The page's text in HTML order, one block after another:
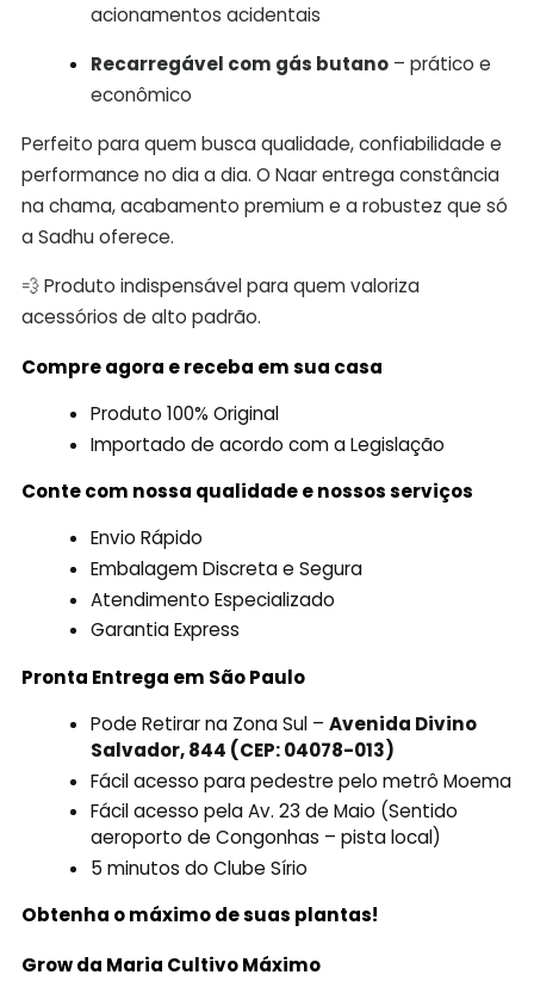
acionamentos acidentais
Recarregável com gás butano – prático e
econômico
Perfeito para quem busca qualidade, confiabilidade e
performance no dia a dia. O Naar entrega constância
na chama, acabamento premium e a robustez que só
a Sadhu oferece.
💨 Produto indispensável para quem valoriza
acessórios de alto padrão.
Compre agora e receba em sua casa
Produto 100% Original
Importado de acordo com a Legislação
Conte com nossa qualidade e nossos serviços
Envio Rápido
Embalagem Discreta e Segura
Atendimento Especializado
Garantia Express
Pronta Entrega em São Paulo
Pode Retirar na Zona Sul –Avenida Divino
Salvador, 844 (CEP: 04078-013)
Fácil acesso para pedestre pelo metrô Moema
Fácil acesso pela Av. 23 de Maio (Sentido
aeroporto de Congonhas – pista local)
5 minutos do Clube Sírio
Obtenha o máximo de suas plantas!
Grow da Maria Cultivo Máximo